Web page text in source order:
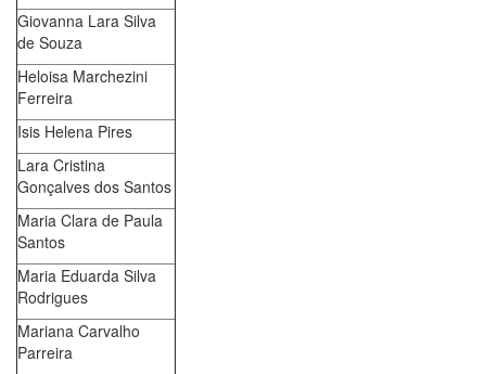
Giovanna Lara Silva
de Souza
Heloisa Marchezini
Ferreira
Isis Helena Pires
Lara Cristina
Gonçalves dos Santos
Maria Clara de Paula
Santos
Maria Eduarda Silva
Rodrigues
Mariana Carvalho
Parreira